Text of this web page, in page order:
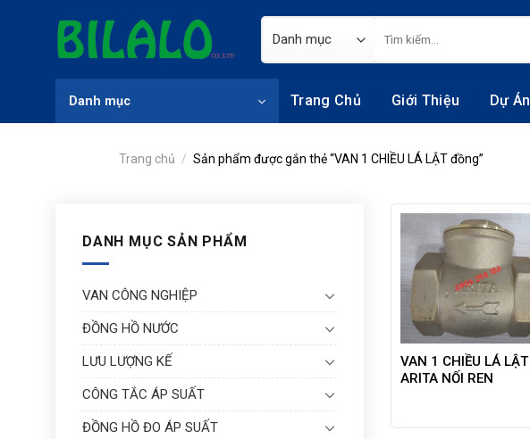
kiếm:
Danh mục Trang Chủ Giới Thiệu Dự Án
Trang chủ / Sản phẩm được gắn thẻ “VAN 1 CHIỀU LÁ LẬT đồng”
DANH MỤC SẢN PHẨM
VAN CÔNG NGHIỆP
ĐỒNG HỒ NƯỚC
LƯU LƯỢNG KẾ
CÔNG TẮC ÁP SUẤT
ĐỒNG HỒ ĐO ÁP SUẤT
VAN 1 CHIỀU LÁ LẬT
ARITA NỐI REN